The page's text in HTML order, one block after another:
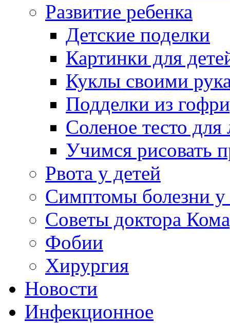
Развитие ребенка
Детские поделки
Картинки для
Куклы своими
Подделки из
Соленое тесто для
Учимся рисовать
Рвота у детей
Симптомы болезни у
Советы доктора
Фобии
Хирургия
Новости
Инфекционное